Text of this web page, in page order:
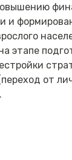
и
этапе
от